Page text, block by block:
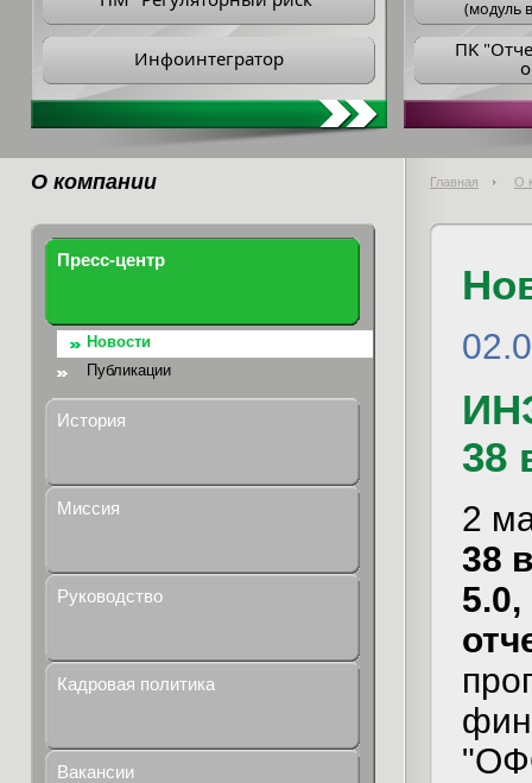
Инфоинтегратор
(модуль
ПK
О компании Главная О
Пресс-центр
Новости
Публикации
История
Миссия
Руководство
Кадровая политика
Вакансии
38
2
38